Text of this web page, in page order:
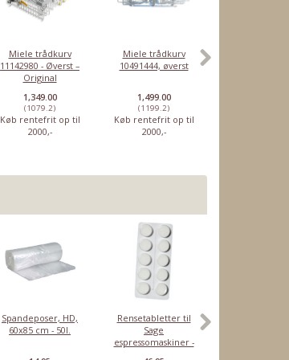
Miele trådkurv
11142980 - Øverst –
Original
1,349.00
(1079.2)
Køb rentefrit op til
2000,-
Miele trådkurv
10491444, øverst
1,499.00
(1199.2)
Køb rentefrit op til
2000,-
Spandeposer, HD,
60x85 cm - 50l.
Rensetabletter til
Sage
espressomaskiner -